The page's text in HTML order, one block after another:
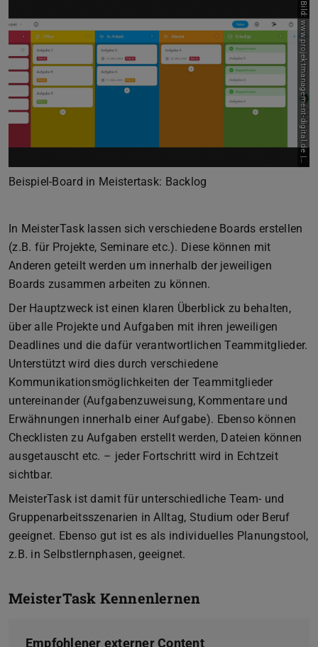
B
i
l
d
:
w
w
w
.
p
r
o
j
e
k
t
m
a
n
a
g
e
m
e
n
t
-
d
i
g
i
t
a
l
.
d
e
|
Beispiel-Board in Meistertask: Backlog
Zurück Vor
In MeisterTask lassen sich verschiedene Boards erstellen
(z.B. für Projekte, Seminare etc.). Diese können mit
Anderen geteilt werden um innerhalb der jeweiligen
Boards zusammen arbeiten zu können.
Der Hauptzweck ist einen klaren Überblick zu behalten,
über alle Projekte und Aufgaben mit ihren jeweiligen
Deadlines und die dafür verantwortlichen Teammitglieder.
Unterstützt wird dies durch verschiedene
Kommunikationsmöglichkeiten der Teammitglieder
untereinander (Aufgabenzuweisung, Kommentare und
Erwähnungen innerhalb einer Aufgabe). Ebenso können
Checklisten zu Aufgaben erstellt werden, Dateien können
ausgetauscht etc. – jeder Fortschritt wird in Echtzeit
sichtbar.
MeisterTask ist damit für unterschiedliche Team- und
Gruppenarbeitsszenarien in Alltag, Studium oder Beruf
geeignet. Ebenso gut ist es als individuelles Planungstool,
z.B. in Selbstlernphasen, geeignet.
MeisterTask Kennenlernen
Empfohlener externer Content